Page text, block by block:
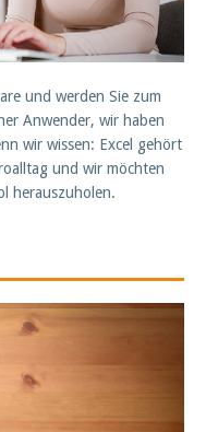
und werden Sie zum
Anwender, wir haben
wir wissen: Excel gehört
und wir möchten
herauszuholen.